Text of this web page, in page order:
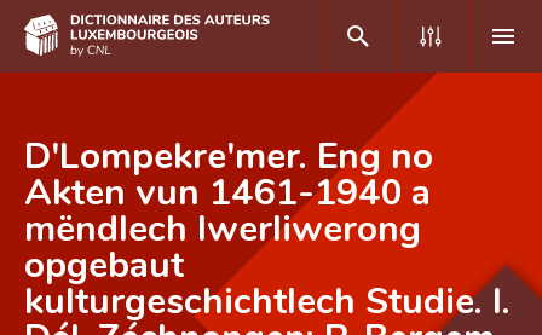
DE FR
Accueil
Auteur(e)s A-Z
Recherche avancée
D'Lompekre'mer. Eng no
Akten vun 1461-1940 a
mëndlech Iwerliwerong
opgebaut
kulturgeschichtlech Studie. I.